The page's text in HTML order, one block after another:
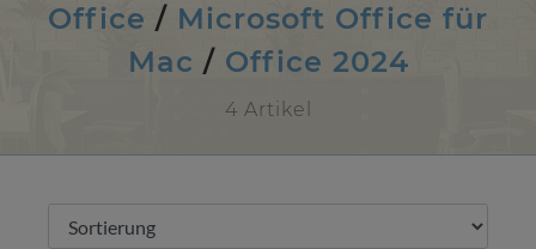
Office / Microsoft Office für
Mac / Office 2024
4 Artikel